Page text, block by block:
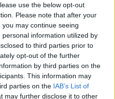
use the below opt-out
Please note that after your
may continue seeing
information utilized by
to third parties prior to
opt-out of the further
by third parties on the
This information may
parties on the IAB’s List of
may further disclose it to other
Poiares aproxima
trabalho